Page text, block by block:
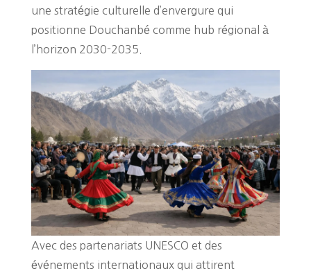
une stratégie culturelle d’envergure qui
positionne Douchanbé comme hub régional à
l’horizon 2030-2035.
Avec des partenariats UNESCO et des
événements internationaux qui attirent